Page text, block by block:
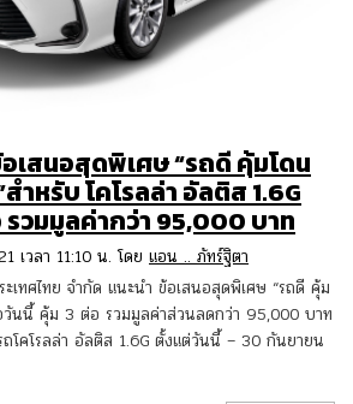
อเสนอสุดพิเศษ “รถดี คุ้มโดน
ำหรับ โคโรลล่า อัลติส 1.6G
วมมูลค่ากว่า 95,000 บาท
เวลา 11:10 น. โดย แอน .. ภัทร์ฐิตา
เทศไทย จำกัด แนะนำ ข้อเสนอสุดพิเศษ “รถดี คุ้ม
นนี้ คุ้ม 3 ต่อ รวมมูลค่าส่วนลดกว่า 95,000 บาท
โคโรลล่า อัลติส 1.6G ตั้งแต่วันนี้ – 30 กันยายน